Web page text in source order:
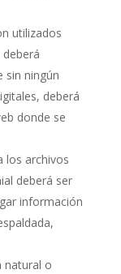
utilizados
sin ningún
deberá
donde se
los archivos
deberá ser
información
natural o